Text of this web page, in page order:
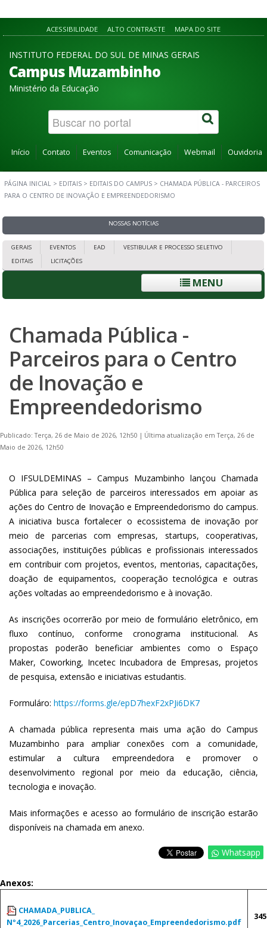
ACESSIBILIDADE ALTO CONTRASTE MAPA DO SITE
INSTITUTO FEDERAL DO SUL DE MINAS GERAIS
Campus Muzambinho
Ministério da Educação
Início Contato Eventos Comunicação Webmail Ouvidoria
PÁGINA INICIAL > EDITAIS > EDITAIS DO CAMPUS > CHAMADA PÚBLICA - PARCEIROS
PARA O CENTRO DE INOVAÇÃO E EMPREENDEDORISMO
NOSSAS NOTÍCIAS
GERAIS EVENTOS EAD
VESTIBULAR E PROCESSO SELETIVO
EDITAIS
LICITAÇÕES
MENU
Chamada Pública -
Parceiros para o Centro
de Inovação e
Empreendedorismo
Publicado: Terça, 26 de Maio de 2026, 12h50 | Última atualização em Terça, 26 de
Maio de 2026, 12h50
O IFSULDEMINAS – Campus Muzambinho lançou Chamada
Pública para seleção de parceiros interessados em apoiar as
ações do Centro de Inovação e Empreendedorismo do campus.
A iniciativa busca fortalecer o ecossistema de inovação por
meio de parcerias com empresas, startups, cooperativas,
associações, instituições públicas e profissionais interessados
em contribuir com projetos, eventos, mentorias, capacitações,
doação de equipamentos, cooperação tecnológica e outras
ações voltadas ao empreendedorismo e à inovação.
As inscrições ocorrerão por meio de formulário eletrônico, em
fluxo contínuo, conforme cronograma institucional. As
propostas poderão beneficiar ambientes como o Espaço
Maker, Coworking, Incetec Incubadora de Empresas, projetos
de pesquisa, extensão e iniciativas estudantis.
Formuláro: https://forms.gle/epD7hexF2xPJi6DK7
A chamada pública representa mais uma ação do Campus
Muzambinho para ampliar conexões com a comunidade,
estimular a cultura empreendedora e promover o
desenvolvimento regional por meio da educação, ciência,
tecnologia e inovação.
Mais informações e acesso ao formulário de inscrição estarão
disponíveis na chamada em anexo.
Whatsapp
Anexos:
CHAMADA_PUBLICA_
Nº4_2026_Parcerias_Centro_Inovaçao_Empreendedorismo.pdf